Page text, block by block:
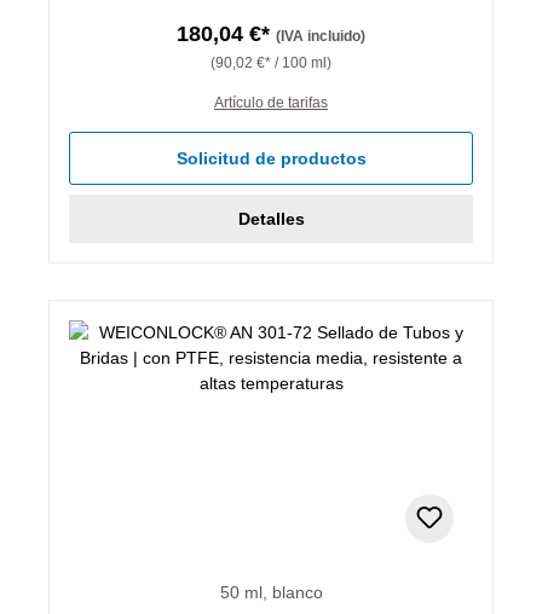
180,04 €* (IVA incluido)
(90,02 €* / 100 ml)
Artículo de tarifas
Solicitud de productos
Detalles
50 ml, blanco